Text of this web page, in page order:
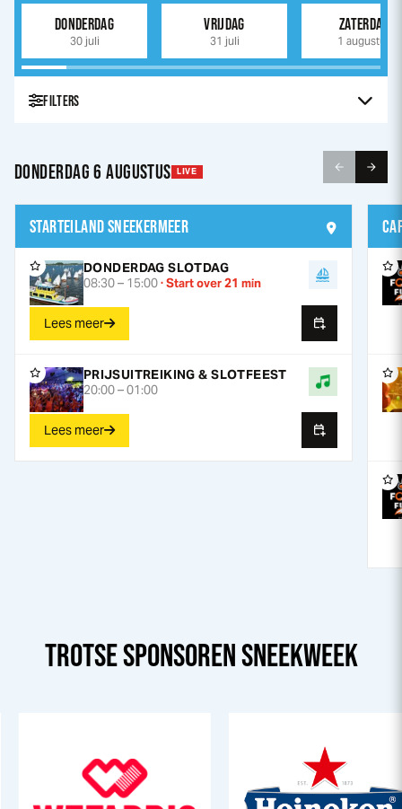
DONDERDAG
30 juli
VRIJDAG
31 juli
ZATERDAG
1 augustus
FILTERS
Categorie
WEDSTRIJDEN MUZIEK ATTRACTIE OVERIG
Locatie
Alles Starteiland Sneekermeer
Centrum Sneek
Marktstraat LIVE Beestenboel
Marktstraat
DONDERDAG 6 AUGUSTUS LIVE
STARTEILAND SNEEKERMEER
DONDERDAG SLOTDAG
08:30– 15:00· Start over21 min
Lees meer
PRIJSUITREIKING & SLOTFEEST
20:00–01:00
Lees meer
TROTSE SPONSORENSNEEKWEEK